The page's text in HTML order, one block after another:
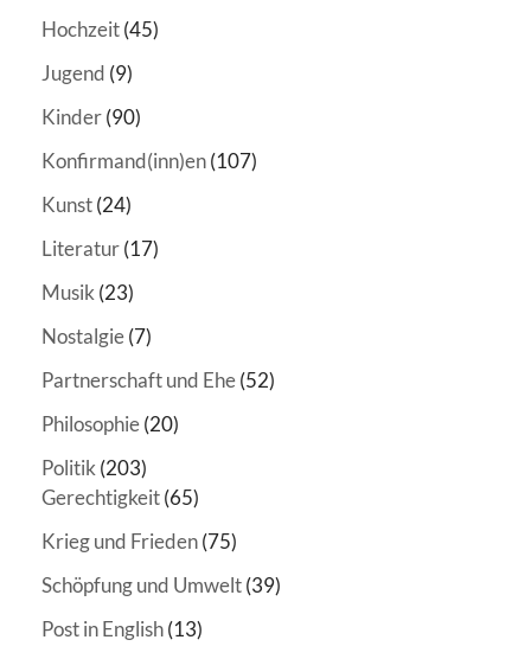
Hochzeit(45)
Jugend (9)
Kinder(90)
Konfirmand(inn)en(107)
Kunst(24)
Literatur(17)
Musik (23)
Nostalgie(7)
Partnerschaft und Ehe(52)
Philosophie(20)
Politik (203)
Gerechtigkeit(65)
Krieg und Frieden(75)
Schöpfung und Umwelt(39)
Post in English(13)